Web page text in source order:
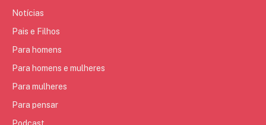
Notícias
Pais e Filhos
Para homens
Para homens e mulheres
Para mulheres
Para pensar
Podcast